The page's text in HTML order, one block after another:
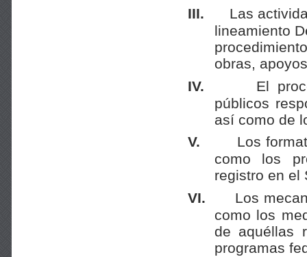
III.
Las
lineamiento
obras,
IV.
El
públicos
así como de
V.
Los
como los
registro en el
VI.
Los
como los
de aquéllas
programas